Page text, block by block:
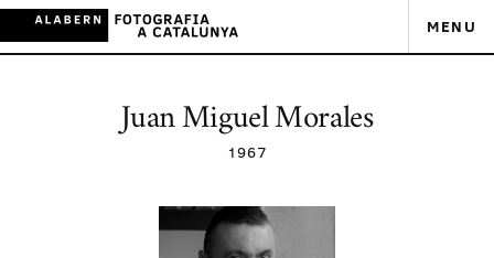
MENU
Juan Miguel Morales
1967